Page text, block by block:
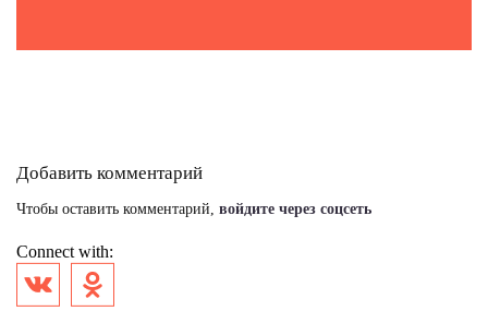
Добавить комментарий
Чтобы оставить комментарий, войдите через соцсеть
Connect with: